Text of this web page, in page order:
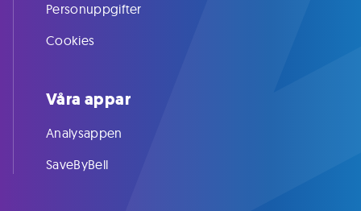
Personuppgifter
Cookies
Våra appar
Analysappen
SaveByBell